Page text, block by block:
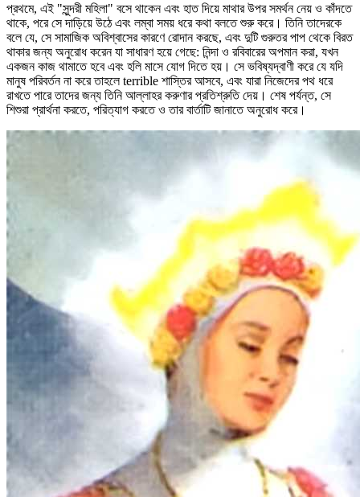
প্রথমে, এই "সুন্দরী মহিলা" বসে থাকেন এবং হাত দিয়ে মাথার উপর সমর্থন নেয় ও কাঁদতে
থাকে, পরে সে দাড়িয়ে উঠে এবং লম্বা সময় ধরে কথা বলতে শুরু করে। তিনি তাদেরকে
বলে যে, সে সামাজিক অবিশ্বাসের কারণে রোদান করছে, এবং দুটি গুরুতর পাপ থেকে বিরত
থাকার জন্য অনুরোধ করেন যা সাধারণ হয়ে গেছে: নিন্দা ও রবিবারের অপমান করা, যখন
একজন কাজ থামাতে হবে এবং হলি মাসে যোগ দিতে হয়। সে ভবিষ্যদ্বাণী করে যে যদি
মানুষ পরিবর্তন না করে তাহলে terrible শাস্তির আসবে, এবং যারা নিজেদের পথ ধরে
রাখতে পারে তাদের জন্য তিনি আল্লাহর করুণার প্রতিশ্রুতি দেয়। শেষ পর্যন্ত, সে
শিশুরা প্রার্থনা করতে, পরিত্যাগ করতে ও তার বার্তাটি জানাতে অনুরোধ করে।